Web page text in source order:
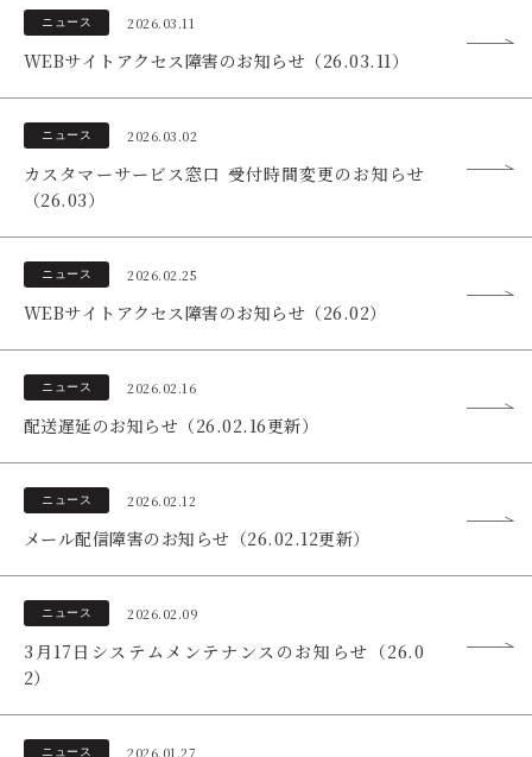
ニュース 2026.03.11
WEBサイトアクセス障害のお知らせ（26.03.11）
ニュース 2026.03.02
カスタマーサービス窓口 受付時間変更のお知らせ
（26.03）
ニュース 2026.02.25
WEBサイトアクセス障害のお知らせ（26.02）
ニュース 2026.02.16
配送遅延のお知らせ（26.02.16更新）
ニュース 2026.02.12
メール配信障害のお知らせ（26.02.12更新）
ニュース 2026.02.09
3月17日システムメンテナンスのお知らせ（26.0
2）
ニュース 2026.01.27